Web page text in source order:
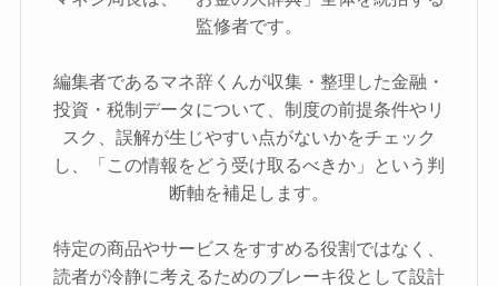
監修者です。
編集者であるマネ辞くんが収集・整理した金融・
投資・税制データについて、制度の前提条件やリ
スク、誤解が生じやすい点がないかをチェック
し、「この情報をどう受け取るべきか」という判
断軸を補足します。
特定の商品やサービスをすすめる役割ではなく、
読者が冷静に考えるためのブレーキ役として設計